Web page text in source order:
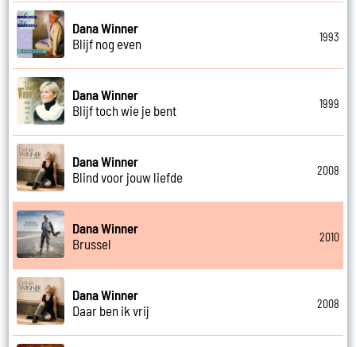
Dana Winner
Blijf nog even
1993
Dana Winner
Blijf toch wie je bent
1999
Dana Winner
Blind voor jouw liefde
2008
Dana Winner
Brussel
2010
Dana Winner
Daar ben ik vrij
2008